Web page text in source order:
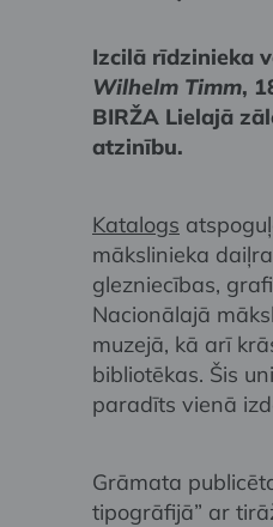
Izcilā rīdzinieka
Wilhelm Timm,
BIRŽA Lielajā
atzinību.
Katalogs
mākslinieka
glezniecības,
Nacionālajā
muzejā, kā arī
bibliotēkas. Šis
paradīts vienā
Grāmata
tipogrāfijā” ar